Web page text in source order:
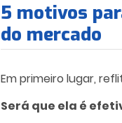
5 motivos
do mercado
Em primeiro lugar,
Será que ela é